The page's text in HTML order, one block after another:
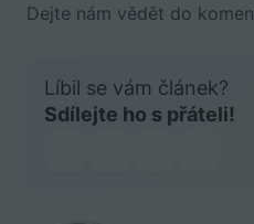
Dejte nám vědět do
Líbil se vám článek?
Sdílejte ho s přáteli!